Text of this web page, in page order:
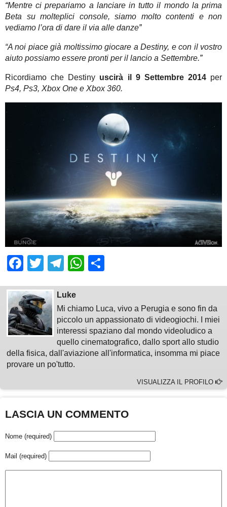
“Mentre ci prepariamo a lanciare in tutto il mondo la prima
Beta su molteplici console, siamo molto contenti e non
vediamo l’ora di dare il via alle danze”
“A noi piace già moltissimo giocare a Destiny, e con il vostro
aiuto possiamo essere pronti per il lancio a Settembre.”
Ricordiamo che Destiny uscirà il 9 Settembre 2014per
Ps4, Ps3, Xbox One e Xbox 360.
Facebook
TwitterTelegram
WhatsApp
Luke
Mi chiamo Luca, vivo a Perugia e sono fin da
piccolo un appassionato di videogiochi. I miei
interessi spaziano dal mondo videoludico a
quello cinematografico, dallo sport allo studio
della fisica, dall'aviazione all'informatica, insomma mi piace
provare un po'tutto.
VISUALIZZA IL PROFILO
LASCIA UN COMMENTO
Nome (required)
Mail (required)